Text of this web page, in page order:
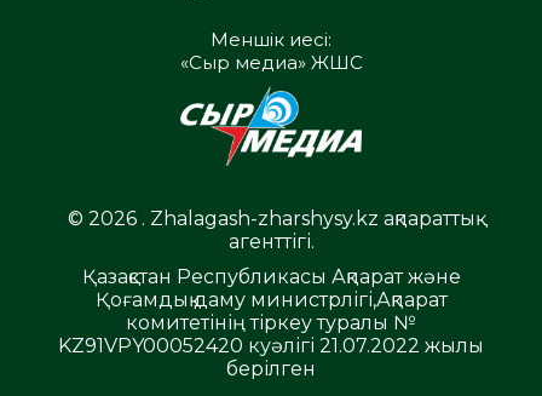
Меншік иесі:
«Сыр медиа» ЖШС
© 2026 . Zhalagash-zharshysy.kz ақпараттық
агенттігі.
Қазақстан Республикасы Ақпарат және
Қоғамдық даму министрлігі,Ақпарат
комитетінің тіркеу туралы №
KZ91VPY00052420 куәлігі 21.07.2022 жылы
берілген